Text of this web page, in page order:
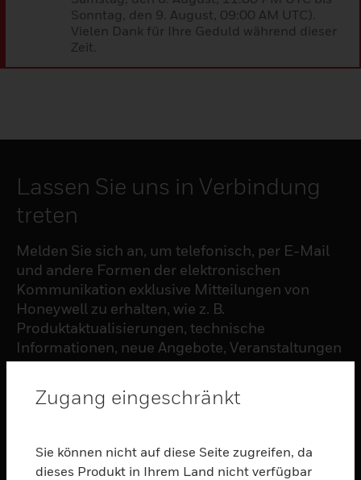
Sonntag, den 9. August, 09:00 AM UTC).
Vielen Dank für Ihre Geduld während dieser
Zeit.
Lassen Sie uns in Verbindung
treten
Melden Sie sich an, um telefonisch, per E-Mail
und andere Formen der elektronischen
Kommunikation exklusive Mitteilungen von
Honeywell zu erhalten, wie z. B.
Produktaktualisierungen, technische
Informationen, neue Angebote, Veranstaltungen
und Neuigkeiten, Umfragen, Sonderangebote
Zugang eingeschränkt
Sie können nicht auf diese Seite zugreifen, da
dieses Produkt in Ihrem Land nicht verfügbar